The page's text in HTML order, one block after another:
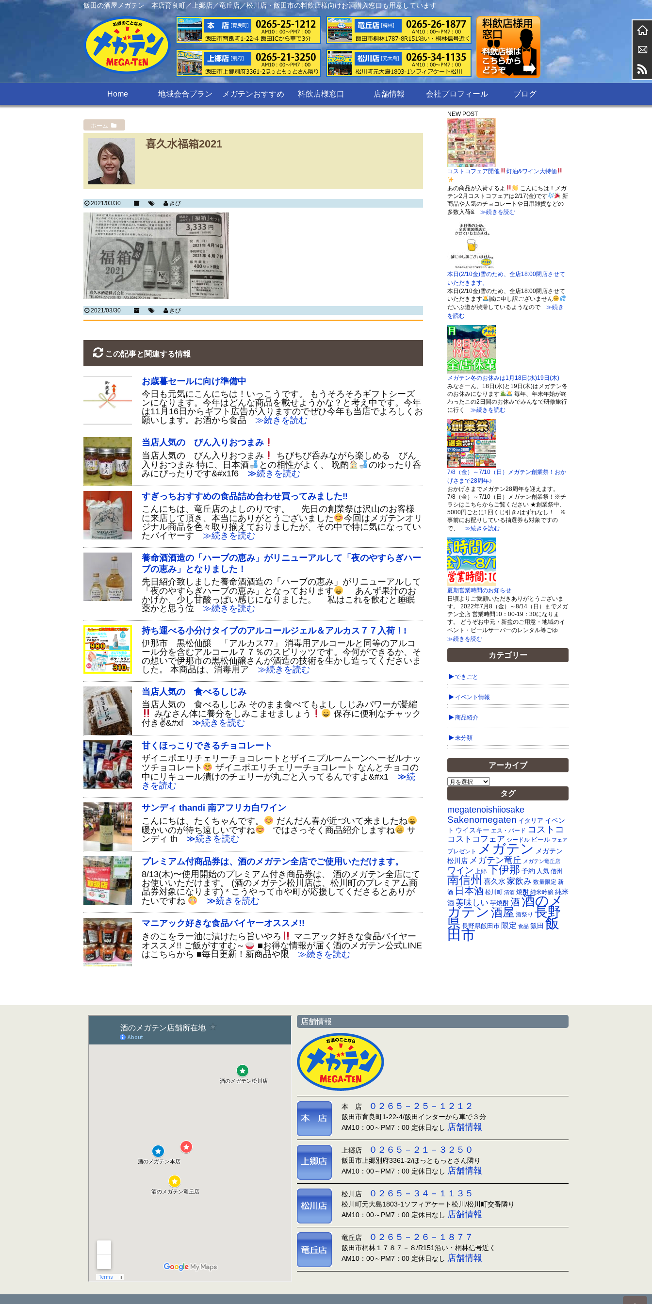
飯田の酒屋メガテン 本店育良町／上郷店／竜丘店／松川店・飯田市の料飲店様向けお酒購入窓口も用意しています
Home 地域会合プラン メガテンおすすめ 料飲店様窓口 店舗情報 会社プロフィール ブログ
ホーム
喜久水福箱2021
2021/03/30 きび
2021/03/30 きび
この記事と関連する情報
お歳暮セールに向け準備中
今日も元気にこんにちは！いっこうです。 もうそろそろギフトシーズ
ンになります。今年はどんな商品を載せようかな？と考え中です。今年
は11月16日からギフト広告が入りますのでぜひ今年も当店でよろしくお
願いします。お酒から食品 ≫続きを読む
当店人気の びん入りおつまみ
当店人気の びん入りおつまみ
ちびちび呑みながら楽しめる びん
入りおつまみ 特に、日本酒
との相性がよく、 晩酌
のゆったり呑
みにぴったりです&#x1f6 ≫続きを読む
すぎっちおすすめの食品詰め合わせ買ってみました‼
こんにちは、竜丘店のよしのりです。 先日の創業祭は沢山のお客様
に来店して頂き、本当にありがとうございました
今回はメガテンオリ
ジナル商品を色々取り揃えておりましたが、その中で特に気になってい
たバイヤーす ≫続きを読む
養命酒酒造の「ハーブの恵み」がリニューアルして「夜のやすらぎハー
ブの恵み」となりました！
先日紹介致しました養命酒酒造の「ハーブの恵み」がリニューアルして
「夜のやすらぎハーブの恵み」となっております
あんず果汁のお
かげか、少し甘酸っぱい感じになりました。 私はこれを飲むと睡眠
薬かと思う位 ≫続きを読む
持ち運べる小分けタイプのアルコールジェル＆アルカス７７入荷！!
伊那市 黒松仙醸 「アルカス77」 消毒用アルコールと同等のアルコ
ール分を含むアルコール７７％のスピリッツです。今何ができるか、そ
の想いで伊那市の黒松仙醸さんが酒造の技術を生かし造ってくださいま
した。 本商品は、消毒用ア ≫続きを読む
当店人気の 食べるしじみ
当店人気の 食べるしじみ そのまま食べてもよし しじみパワーが凝縮
みなさん体に養分をしみこませましょう
保存に便利なチャック
付き✌&#xf ≫続きを読む
甘くほっこりできるチョコレート
ザイニポエリチェリーチョコレートとザイニプルームーンヘーゼルナッ
ツチョコレート
ザイニポエリチェリーチョコレート なんとチョコの
中にリキュール漬けのチェリーが丸ごと入ってるんですよ&#x1 ≫続
きを読む
サンディ thandi 南アフリカ白ワイン
こんにちは、たくちゃんです。
だんだん春が近づいて来ましたね
暖かいのが待ち遠しいですね
ではさっそく商品紹介しますね
サ
ンディ th ≫続きを読む
プレミアム付商品券は、酒のメガテン全店でご使用いただけます。
8/13(木)〜使用開始のプレミアム付き商品券は、 酒のメガテン全店にて
お使いいただけます。 (酒のメガテン松川店は、松川町のプレミアム商
品券対象になります) * こうやって市や町が応援してくださるとありが
たいですね
≫続きを読む
マニアック好きな食品バイヤーオススメ!!
きのこをラー油に漬けたら旨いやろ
マニアック好きな食品バイヤー
オススメ!! ご飯がすすむ～
■お得な情報が届く酒のメガテン公式LINE
はこちらから ■毎日更新！新商品や限 ≫続きを読む
NEW POST
コストコフェア開催 灯油&ワイン大特価
あの商品が入荷するよ
こんにちは！メガ
テン2月コストコフェアは2/17(金)です
新
商品や人気のチョコレートや日用雑貨などの
多数入荷& ≫続きを読む
本日(2/10金)雪のため、全店18:00閉店させて
いただきます。
本日(2/10金)雪のため、全店18:00閉店させて
いただきます
誠に申し訳ございません
だいぶ道が渋滞しているようなので ≫続き
を読む
メガテン冬のお休みは1月18日(水)19日(木)
みなさーん、18日(水)と19日(木)はメガテン冬
のお休みになります
毎年、年末年始が終
わったこの2日間のお休みでみんなで研修旅行
に行く
≫続きを読む
7/8（金）～7/10（日）メガテン創業祭！おか
げさまで28周年♪
おかげさまでメガテン28周年を迎えます。
7/8（金）～7/10（日）メガテン創業祭！※チ
ラシはこちらからご覧ください ★創業祭中、
5000円ごとに1回くじ引き♪はずれなし！ ※
事前にお配りしている抽選券も対象ですの
で、
≫続きを読む
夏期営業時間のお知らせ
日頃よりご愛顧いただきありがとうございま
す。 2022年7月8（金）～8/14（日）までメガ
テン全店 営業時間10：00-19：30になりま
す。 どうぞお中元・新盆のご用意・地域のイ
ベント・ビールサーバーのレンタル等ごゆ
≫続きを読む
カテゴリー
できごと
イベント情報
商品紹介
未分類
アーカイブ
ア
ー
カ
イ
ブ
タグ
megatenoishiiosake
Sakenomegaten イタリア イベン
ト ウイスキー エス・バード コストコ
コストコフェア シードル ビール フェア
プレゼント メガテン
メガテン
松川店 メガテン竜丘 メガテン竜丘店
ワイン 上郷 下伊那 予約 人気 信州
南信州 喜久水 家飲み 数量限定 新
酒 日本酒 松川町 清酒 焼酎 純米吟醸 純米
酒 美味しい 芋焼酎 酒酒のメ
ガテン 酒屋 酒祭り 長野
県 長野県飯田市 限定 食品 飯田 飯
田市
店舗情報
本 店 ０２６５－２５－１２１２
飯田市育良町1-22-4/飯田インターから車で３分
AM10：00～PM7：00 定休日なし 店舗情報
上郷店 ０２６５－２１－３２５０
飯田市上郷別府3361-2/ほっともっとさん隣り
AM10：00～PM7：00 定休日なし 店舗情報
松川店 ０２６５－３４－１１３５
松川町元大島1803-1ソフィアケート松川/松川町交番隣り
AM10：00～PM7：00 定休日なし 店舗情報
竜丘店 ０２６５－２６－１８７７
飯田市桐林１７８７－８/R151沿い・桐林信号近く
AM10：00～PM7：00 定休日なし 店舗情報